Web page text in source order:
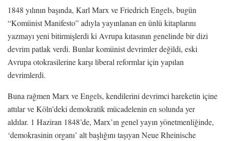
1848 yılının başında, Karl Marx ve Friedrich Engels, bugün
“Komünist Manifesto” adıyla yayınlanan en ünlü kitaplarını
yazmayı yeni bitirmişlerdi ki Avrupa kıtasının genelinde bir dizi
devrim patlak verdi. Bunlar komünist devrimler değildi, eski
Avrupa otokrasilerine karşı liberal reformlar için yapılan
devrimlerdi.
Buna rağmen Marx ve Engels, kendilerini devrimci hareketin içine
attılar ve Köln’deki demokratik mücadelenin en solunda yer
aldılar. 1 Haziran 1848’de, Marx’ın genel yayın yönetmenliğinde,
‘demokrasinin organı’ alt başlığını taşıyan Neue Rheinische